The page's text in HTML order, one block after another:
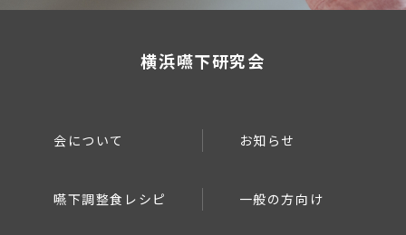
横浜嚥下研究会
会について お知らせ
嚥下調整食レシピ 一般の方向け